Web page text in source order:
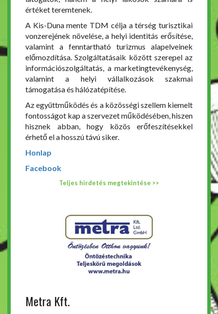
értéket teremtenek.
A Kis-Duna mente TDM célja a térség turisztikai
vonzerejének növelése, a helyi identitás erősítése,
valamint a fenntartható turizmus alapelveinek
előmozdítása. Szolgáltatásaik között szerepel az
információszolgáltatás, a marketingtevékenység,
valamint a helyi vállalkozások szakmai
támogatása és hálózatépítése.
Az együttműködés és a közösségi szellem kiemelt
fontosságot kap a szervezet működésében, hiszen
hisznek abban, hogy közös erőfeszítésekkel
érhető el a hosszú távú siker.
Honlap
Facebook
Teljes hirdetés megtekintése >>
Metra Kft.